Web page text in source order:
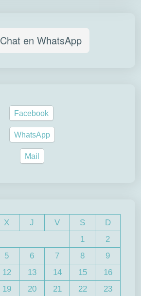
Chat en WhatsApp
Facebook
WhatsApp
Mail
X J V S
D
1
2
5 6 7 8
9
12 13 14 15
16
19 20 21 22
23